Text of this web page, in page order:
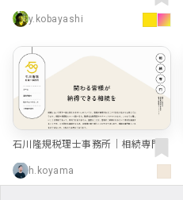
いする、ユーミーらいふグループ | 株
式会社ユーミーホールディングス
y.kobayashi
石川隆規税理士事務所｜相続専門｜
h.koyama